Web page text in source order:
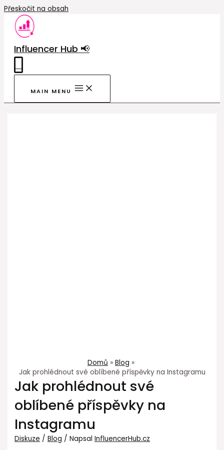
Přeskočit na obsah
Influencer Hub 📢
MAIN MENU
Domů
Blog
Jak prohlédnout své oblíbené příspěvky na Instagramu
Jak prohlédnout své
oblíbené příspěvky na
Instagramu
Diskuze /Blog / NapsalInfluencerHub.cz